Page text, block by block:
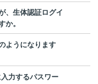
、生体認証ログイ
か。
ようになります
力するパスワー